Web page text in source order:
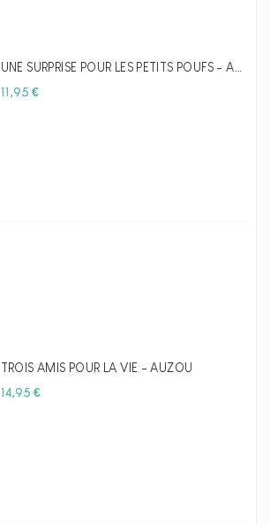
11,95 €Prix
TROIS AMIS POUR LA VIE - AUZOU
14,95 €Prix